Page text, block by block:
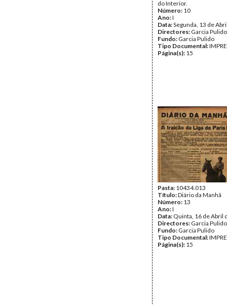
do Interior.
Número: 10
Ano:I
Data:Segunda, 13 de
Directores: Garcia Pulido
Fundo: Garcia Pulido
Tipo Documental:
Página(s): 15
Pasta: 10434.013
Título:Diário da Manhã
Número: 13
Ano:I
Data: Quinta, 16 de Abril
Directores: Garcia Pulido
Fundo: Garcia Pulido
Tipo Documental:
Página(s): 15